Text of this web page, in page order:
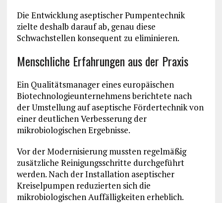
Die Entwicklung aseptischer Pumpentechnik
zielte deshalb darauf ab, genau diese
Schwachstellen konsequent zu eliminieren.
Menschliche Erfahrungen aus der Praxis
Ein Qualitätsmanager eines europäischen
Biotechnologieunternehmens berichtete nach
der Umstellung auf aseptische Fördertechnik von
einer deutlichen Verbesserung der
mikrobiologischen Ergebnisse.
Vor der Modernisierung mussten regelmäßig
zusätzliche Reinigungsschritte durchgeführt
werden. Nach der Installation aseptischer
Kreiselpumpen reduzierten sich die
mikrobiologischen Auffälligkeiten erheblich.